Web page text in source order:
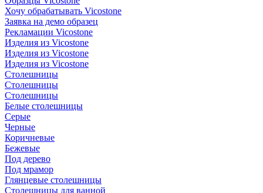
Хочу обрабатывать Vicostone
Заявка на демо образец
Рекламации Vicostone
Изделия из Vicostone
Изделия из Vicostone
Изделия из Vicostone
Столешницы
Столешницы
Столешницы
Белые столешницы
Серые
Черные
Коричневые
Бежевые
Под дерево
Под мрамор
Глянцевые столешницы
Столешницы для ванной